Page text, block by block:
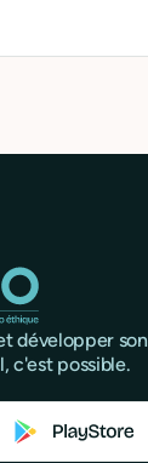
développer son
c'est possible.